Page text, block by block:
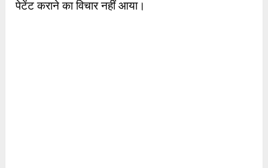
पेटेंट कराने का विचार नहीं आया।